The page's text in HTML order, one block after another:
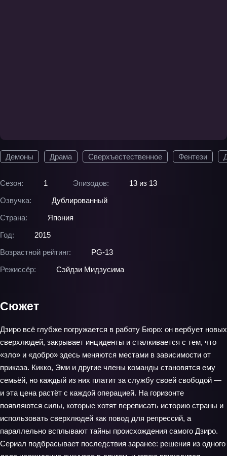
Демоны Драма Сверхъестественное Фентези
Сезон: 1 Эпизодов:
13 из 13
Озвучка:
Дублированный
Страна:
Япония
Год:
2015
Возрастной рейтинг:
PG-13
Режиссёр:
Сэйдзи Мидзусима
Сюжет
Дзиро всё глубже погружается в работу Бюро: он вербует новых
сверхлюдей, закрывает инциденты и сталкивается с тем, что
«зло» и «добро» здесь меняются местами в зависимости от
приказа. Кикко, Эми и другие члены команды становятся ему
семьёй, но каждый из них платит за службу своей свободой —
и эта цена растёт с каждой операцией. На горизонте
появляются силы, которые хотят переписать историю страны и
использовать сверхлюдей как повод для репрессий, а
параллельно всплывают тайны происхождения самого Дзиро.
Сериал подбрасывает последствия заранее: решения из одного